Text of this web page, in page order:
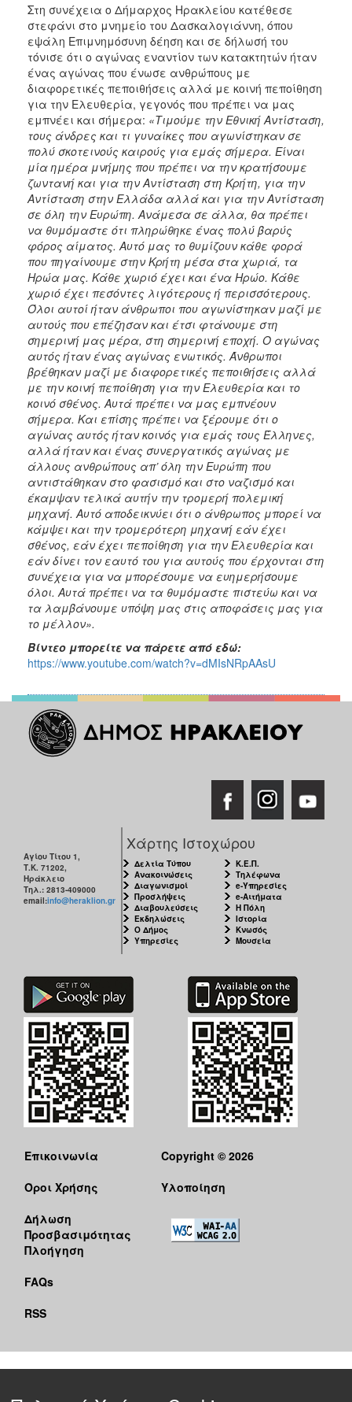
Στη συνέχεια ο Δήμαρχος Ηρακλείου κατέθεσε
στεφάνι στο μνημείο του Δασκαλογιάννη, όπου
εψάλη Επιμνημόσυνη δέηση και σε δήλωσή του
τόνισε ότι ο αγώνας εναντίον των κατακτητών ήταν
ένας αγώνας που ένωσε ανθρώπους με
διαφορετικές πεποιθήσεις αλλά με κοινή πεποίθηση
για την Ελευθερία, γεγονός που πρέπει να μας
εμπνέει και σήμερα: «Τιμούμε την Εθνική Αντίσταση,
τους άνδρες και τι γυναίκες που αγωνίστηκαν σε
πολύ σκοτεινούς καιρούς για εμάς σήμερα. Είναι
μία ημέρα μνήμης που πρέπει να την κρατήσουμε
ζωντανή και για την Αντίσταση στη Κρήτη, για την
Αντίσταση στην Ελλάδα αλλά και για την Αντίσταση
σε όλη την Ευρώπη. Ανάμεσα σε άλλα, θα πρέπει
να θυμόμαστε ότι πληρώθηκε ένας πολύ βαρύς
φόρος αίματος. Αυτό μας το θυμίζουν κάθε φορά
που πηγαίνουμε στην Κρήτη μέσα στα χωριά, τα
Ηρώα μας. Κάθε χωριό έχει και ένα Ηρώο. Κάθε
χωριό έχει πεσόντες λιγότερους ή περισσότερους.
Όλοι αυτοί ήταν άνθρωποι που αγωνίστηκαν μαζί με
αυτούς που επέζησαν και έτσι φτάνουμε στη
σημερινή μας μέρα, στη σημερινή εποχή. Ο αγώνας
αυτός ήταν ένας αγώνας ενωτικός. Άνθρωποι
βρέθηκαν μαζί με διαφορετικές πεποιθήσεις αλλά
με την κοινή πεποίθηση για την Ελευθερία και το
κοινό σθένος. Αυτά πρέπει να μας εμπνέουν
σήμερα. Και επίσης πρέπει να ξέρουμε ότι ο
αγώνας αυτός ήταν κοινός για εμάς τους Έλληνες,
αλλά ήταν και ένας συνεργατικός αγώνας με
άλλους ανθρώπους απ’ όλη την Ευρώπη που
αντιστάθηκαν στο φασισμό και στο ναζισμό και
έκαμψαν τελικά αυτήν την τρομερή πολεμική
μηχανή. Αυτό αποδεικνύει ότι ο άνθρωπος μπορεί να
κάμψει και την τρομερότερη μηχανή εάν έχει
σθένος, εάν έχει πεποίθηση για την Ελευθερία και
εάν δίνει τον εαυτό του για αυτούς που έρχονται στη
συνέχεια για να μπορέσουμε να ευημερήσουμε
όλοι. Αυτά πρέπει να τα θυμόμαστε πιστεύω και να
τα λαμβάνουμε υπόψη μας στις αποφάσεις μας για
το μέλλον».
Βίντεο μπορείτε να πάρετε από εδώ:
https://www.youtube.com/watch?v=dMIsNRpAAsU
Αγίου Τίτου 1,
Τ.Κ. 71202,
Ηράκλειο
Τηλ.: 2813-409000
email:info@heraklion.gr
Χάρτης Ιστοχώρου
Δελτία Τύπου
Ανακοινώσεις
Διαγωνισμοί
Προσλήψεις
Διαβουλεύσεις
Εκδηλώσεις
Ο Δήμος
Υπηρεσίες
Κ.Ε.Π.
Τηλέφωνα
e-Υπηρεσίες
e-Αιτήματα
Η Πόλη
Ιστορία
Κνωσός
Μουσεία
Επικοινωνία
Όροι Χρήσης
Δήλωση
Προσβασιμότητας
Πλοήγηση
FAQs
RSS
Copyright © 2026
Υλοποίηση